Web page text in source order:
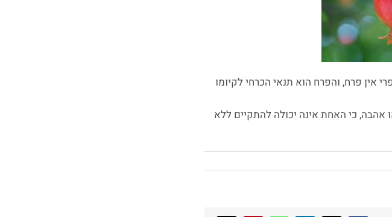
אין פרח, והפרח הוא תנאי הכרחי לקיומו
אהבה, כי האחת אינה יכולה להתקיים ללא